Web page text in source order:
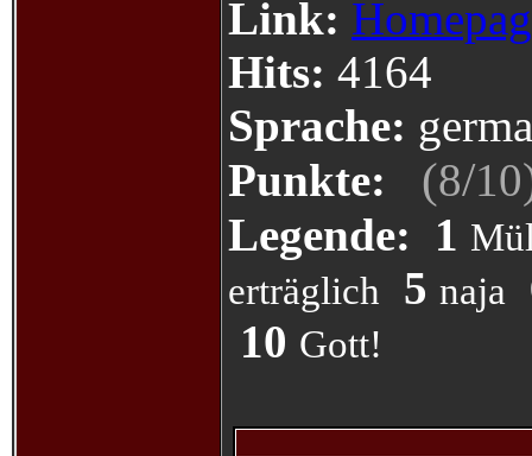
Link:
Hits: 4164
Sprache:
Punkte:
(8/10
Legende: 1
erträglich
5 naja
10 Gott!